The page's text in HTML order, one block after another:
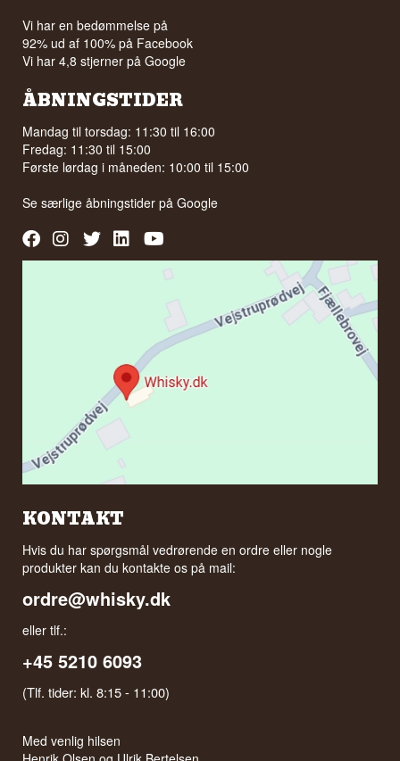
Vi har en bedømmelse på
92% ud af 100% på Facebook
Vi har 4,8 stjerner på Google
ÅBNINGSTIDER
Mandag til torsdag: 11:30 til 16:00
Fredag: 11:30 til 15:00
Første lørdag i måneden: 10:00 til 15:00
Se særlige åbningstider påGoogle
KONTAKT
Hvis du har spørgsmål vedrørende en ordre eller nogle
produkter kan du kontakte os på mail:
ordre@whisky.dk
eller tlf.:
+45 5210 6093
(Tlf. tider: kl. 8:15 - 11:00)
Med venlig hilsen